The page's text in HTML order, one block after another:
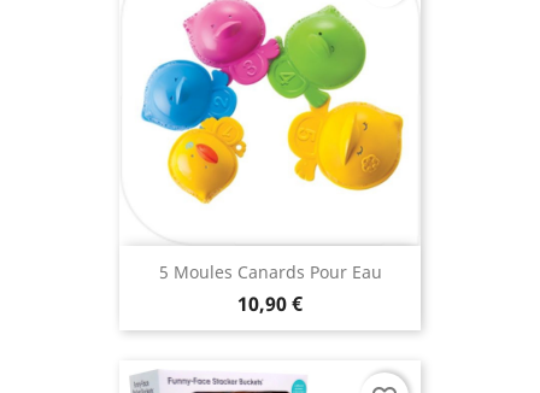
5 Moules Canards Pour Eau
10,90 €